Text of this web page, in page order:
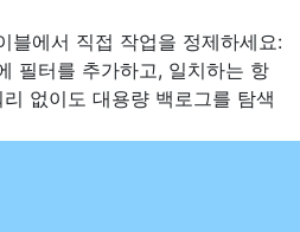
블에서 직접 작업을 정제하세요:
필터를 추가하고, 일치하는 항
없이도 대용량 백로그를 탐색